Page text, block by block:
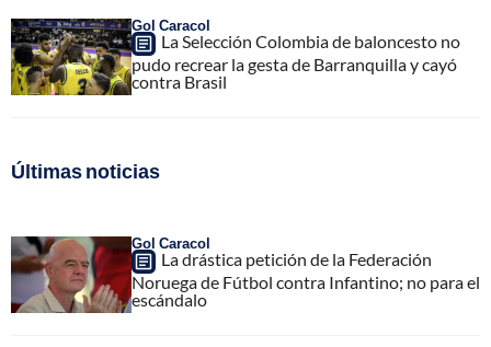
Gol Caracol
La Selección Colombia de baloncesto no
pudo recrear la gesta de Barranquilla y cayó
contra Brasil
Últimas noticias
Gol Caracol
La drástica petición de la Federación
Noruega de Fútbol contra Infantino; no para el
escándalo